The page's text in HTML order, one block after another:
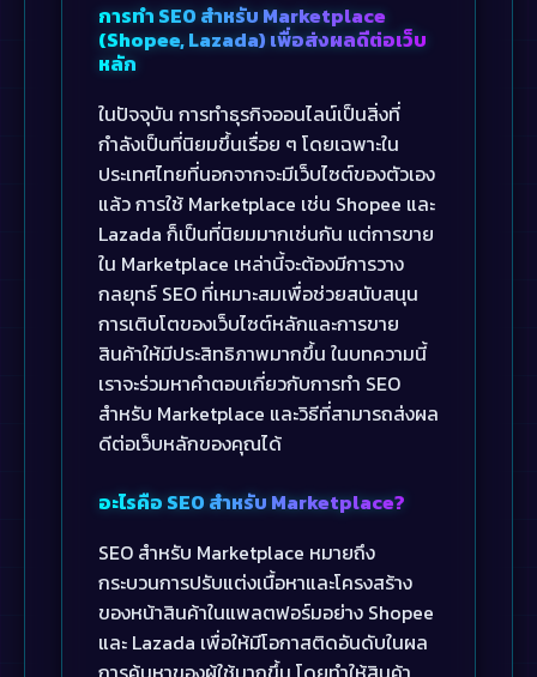
การทำ SEO สำหรับ Marketplace
(Shopee, Lazada) เพื่อส่งผลดีต่อเว็บ
หลัก
ในปัจจุบัน การทำธุรกิจออนไลน์เป็นสิ่งที่
กำลังเป็นที่นิยมขึ้นเรื่อย ๆ โดยเฉพาะใน
ประเทศไทยที่นอกจากจะมีเว็บไซต์ของตัวเอง
แล้ว การใช้ Marketplace เช่น Shopee และ
Lazada ก็เป็นที่นิยมมากเช่นกัน แต่การขาย
ใน Marketplace เหล่านี้จะต้องมีการวาง
กลยุทธ์ SEO ที่เหมาะสมเพื่อช่วยสนับสนุน
การเติบโตของเว็บไซต์หลักและการขาย
สินค้าให้มีประสิทธิภาพมากขึ้น ในบทความนี้
เราจะร่วมหาคำตอบเกี่ยวกับการทำ SEO
สำหรับ Marketplace และวิธีที่สามารถส่งผล
ดีต่อเว็บหลักของคุณได้
อะไรคือ SEO สำหรับ Marketplace?
SEO สำหรับ Marketplace หมายถึง
กระบวนการปรับแต่งเนื้อหาและโครงสร้าง
ของหน้าสินค้าในแพลตฟอร์มอย่าง Shopee
และ Lazada เพื่อให้มีโอกาสติดอันดับในผล